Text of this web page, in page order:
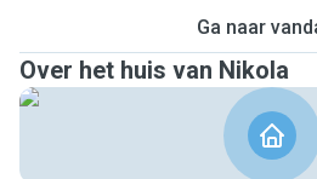
Ga naar
Over het huis van Nikola